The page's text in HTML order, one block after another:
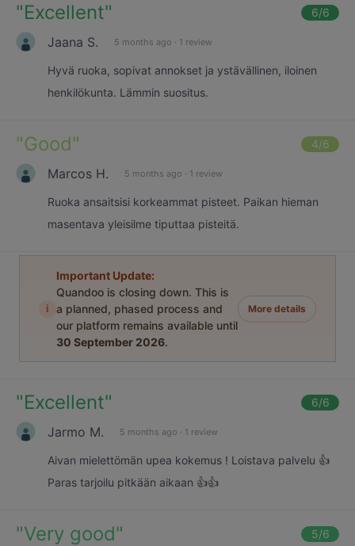
"Excellent" 6/6
Jaana S. 5 months ago · 1 review
Hyvä ruoka, sopivat annokset ja ystävällinen, iloinen
henkilökunta. Lämmin suositus.
"Good" 4/6
Marcos H. 5 months ago · 1 review
Ruoka ansaitsisi korkeammat pisteet. Paikan hieman
masentava yleisilme tiputtaa pisteitä.
i
Important Update:
Quandoo is closing down. This is
a planned, phased process and
our platform remains available until
30 September 2026.
More details
"Excellent" 6/6
Jarmo M. 5 months ago · 1 review
Aivan mielettömän upea kokemus ! Loistava palvelu 👍
Paras tarjoilu pitkään aikaan 👍👍
"Very good" 5/6